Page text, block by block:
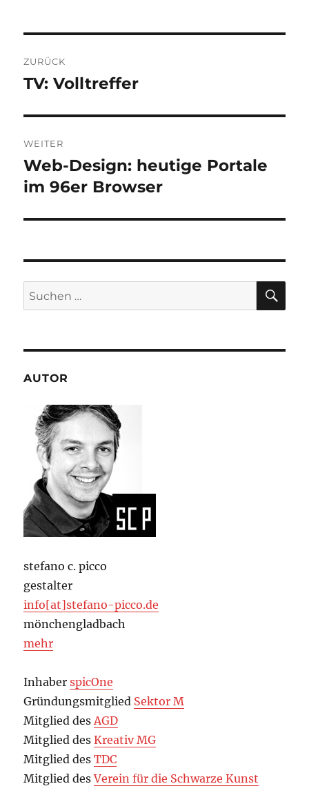
ZURÜCK
Vorheriger
TV: Volltreffer
WEITER
Nächster
Beitrag:
Web-Design: heutige Portale
im 96er Browser
Suchen
nach:
AUTOR
stefano c. picco
gestalter
info[at]stefano-picco.de
mönchengladbach
mehr
InhaberspicOne
Gründungsmitglied Sektor M
Mitglied desAGD
Mitglied desKreativ MG
Mitglied desTDC
Mitglied desVerein für die Schwarze Kunst